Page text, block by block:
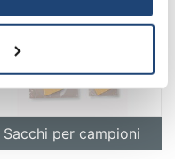
Sacchi per campioni